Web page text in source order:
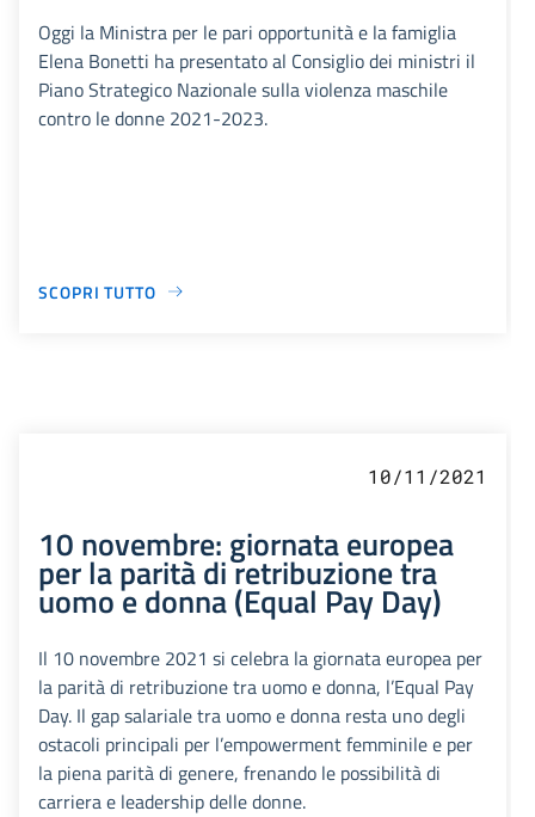
Oggi la Ministra per le pari opportunità e la famiglia
Elena Bonetti ha presentato al Consiglio dei ministri il
Piano Strategico Nazionale sulla violenza maschile
contro le donne 2021-2023.
SCOPRI TUTTO
10/11/2021
10 novembre: giornata europea
per la parità di retribuzione tra
uomo e donna (Equal Pay Day)
Il 10 novembre 2021 si celebra la giornata europea per
la parità di retribuzione tra uomo e donna, l’Equal Pay
Day. Il gap salariale tra uomo e donna resta uno degli
ostacoli principali per l’empowerment femminile e per
la piena parità di genere, frenando le possibilità di
carriera e leadership delle donne.